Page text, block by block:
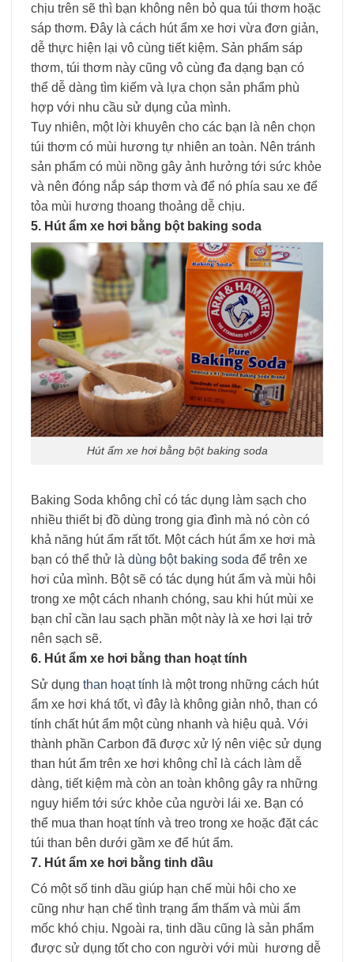
chịu trên sẽ thì bạn không nên bỏ qua túi thơm hoặc
sáp thơm. Đây là cách hút ẩm xe hơi vừa đơn giản,
dễ thực hiện lại vô cùng tiết kiệm. Sản phẩm sáp
thơm, túi thơm này cũng vô cùng đa dạng bạn có
thể dễ dàng tìm kiếm và lựa chọn sản phẩm phù
hợp với nhu cầu sử dụng của mình.
Tuy nhiên, một lời khuyên cho các bạn là nên chọn
túi thơm có mùi hương tự nhiên an toàn. Nên tránh
sản phẩm có mùi nồng gây ảnh hưởng tới sức khỏe
và nên đóng nắp sáp thơm và để nó phía sau xe để
tỏa mùi hương thoang thoảng dễ chịu.
5. Hút ẩm xe hơi bằng bột baking soda
Hút ẩm xe hơi bằng bột baking soda
Baking Soda không chỉ có tác dụng làm sạch cho
nhiều thiết bị đồ dùng trong gia đình mà nó còn có
khả năng hút ẩm rất tốt. Mộtcách hút ẩm xe hơi mà
bạn có thể thử là dùng bột baking soda để trên xe
hơi của mình. Bột sẽ có tác dụng hút ẩm và mùi hôi
trong xe một cách nhanh chóng, sau khi hút mùi xe
bạn chỉ cần lau sạch phần một này là xe hơi lại trở
nên sạch sẽ.
6. Hút ẩm xe hơi bằng than hoạt tính
Sử dụng than hoạt tính là một trong những cách hút
ẩm xe hơi khá tốt, vì đây là không giản nhỏ, than có
tính chất hút ẩm một cùng nhanh và hiệu quả. Với
thành phần Carbon đã được xử lý nên việc sử dụng
than hút ẩm trên xe hơi không chỉ là cách làm dễ
dàng, tiết kiệm mà còn an toàn không gây ra những
nguy hiểm tới sức khỏe của người lái xe. Bạn có
thể mua than hoạt tính và treo trong xe hoặc đặt các
túi than bên dưới gầm xe để hút ẩm.
7. Hút ẩm xe hơi bằng tinh dầu
Có một số tinh dầu giúp hạn chế mùi hôi cho xe
cũng như hạn chế tình trạng ẩm thấm và mùi ẩm
mốc khó chịu. Ngoài ra, tinh dầu cũng là sản phẩm
được sử dụng tốt cho con người với mùi hương dễ